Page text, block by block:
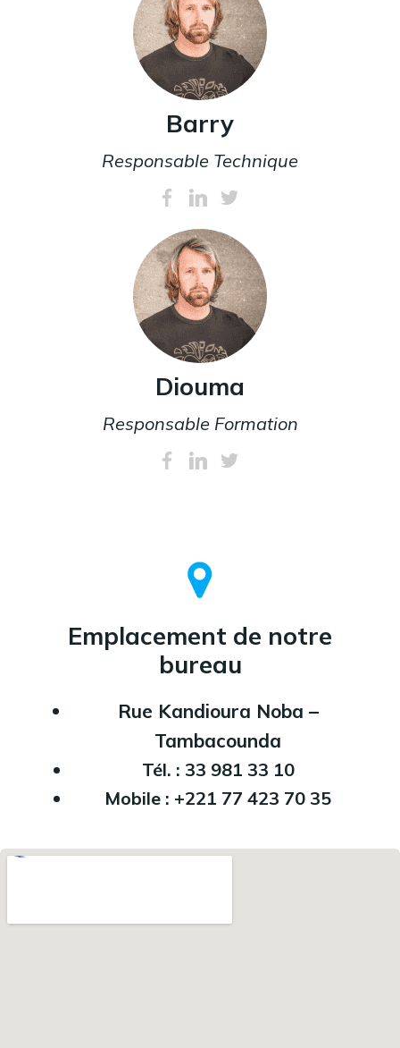
Barry
Responsable Technique
Diouma
Responsable Formation
Emplacement de notre
bureau
Rue Kandioura Noba –
Tambacounda
Tél. : 33 981 33 10
Mobile : +221 77 423 70 35